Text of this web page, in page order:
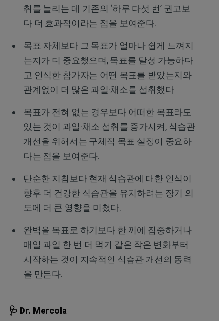
취를 늘리는 데 기존의 ‘하루 다섯 번’ 권고보
다 더 효과적이라는 점을 보여준다.
목표 자체보다 그 목표가 얼마나 쉽게 느껴지
는지가 더 중요했으며, 목표를 달성 가능하다
고 인식한 참가자는 어떤 목표를 받았는지와
관계없이 더 많은 과일·채소를 섭취했다.
목표가 전혀 없는 경우보다 어떠한 목표라도
있는 것이 과일·채소 섭취를 증가시켜, 식습관
개선을 위해서는 구체적 목표 설정이 중요하
다는 점을 보여준다.
단순한 지침보다 현재 식습관에 대한 인식이
향후 더 건강한 식습관을 유지하려는 장기 의
도에 더 큰 영향을 미쳤다.
완벽을 목표로 하기보다 한 끼에 집중하거나
매일 과일 한 번 더 먹기 같은 작은 변화부터
시작하는 것이 지속적인 식습관 개선의 동력
을 만든다.
🩺 Dr. Mercola